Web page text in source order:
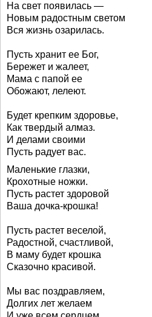
На свет появилась —
Новым радостным светом
Вся жизнь озарилась.
Пусть хранит ее Бог,
Бережет и жалеет,
Мама с папой ее
Обожают, лелеют.
Будет крепким здоровье,
Как твердый алмаз.
И делами своими
Пусть радует вас.
Маленькие глазки,
Крохотные ножки.
Пусть растет здоровой
Ваша дочка-крошка!
Пусть растет веселой,
Радостной, счастливой,
В маму будет крошка
Сказочно красивой.
Мы вас поздравляем,
Долгих лет желаем